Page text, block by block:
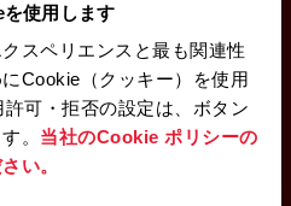
使用します
スペリエンスと最も関連性
Cookie（クッキー）を使用
可・拒否の設定は、ボタン
。 当社のCookie ポリシーの
い。